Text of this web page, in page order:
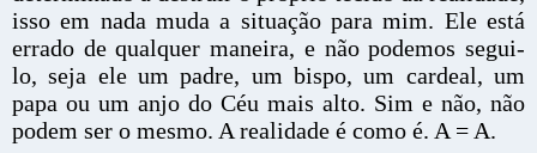
isso em nada muda a situação para mim. Ele está
errado de qualquer maneira, e não podemos segui-
lo, seja ele um padre, um bispo, um cardeal, um
papa ou um anjo do Céu mais alto. Sim e não, não
podem ser o mesmo. A realidade é como é. A = A.